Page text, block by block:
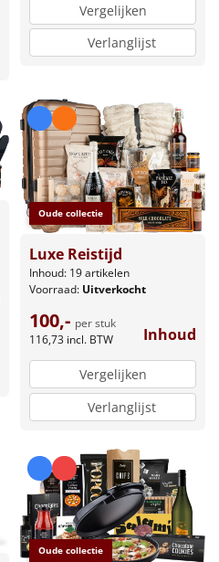
Vergelijken
Verlanglijst
Oude collectie
Luxe Reistijd
Inhoud: 19 artikelen
Voorraad: Uitverkocht
100,- per stuk
116,73 incl. BTW Inhoud
Vergelijken
Verlanglijst
Oude collectie